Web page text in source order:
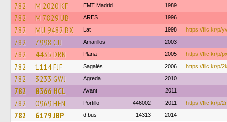
782 M 2020 KF EMT Madrid 1989
782 M 7829 UB ARES 1996
782 MU 9482 BX Lat 1998 https://flic.kr/p/
782 7998 CJJ Amarillos 2003
782 4435 DRN Plana 2005 https://flic.kr/p/
782 1114 FJF Sagalés 2006 https://flic.kr/p/
782 3233 GWJ Agreda 2010
782 8366 HCL Avant 2011
782 0969 HFN Portillo 446002 2011 https://flic.kr/p/
782 6179 JBP d.bus 14313 2014